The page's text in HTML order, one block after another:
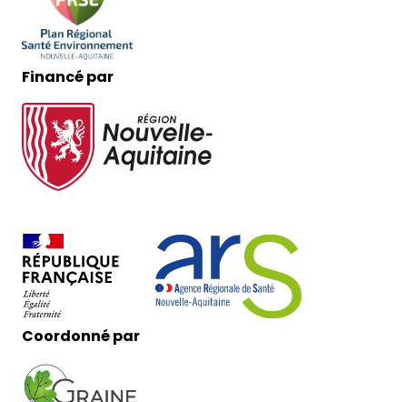
Financé par
Coordonné par